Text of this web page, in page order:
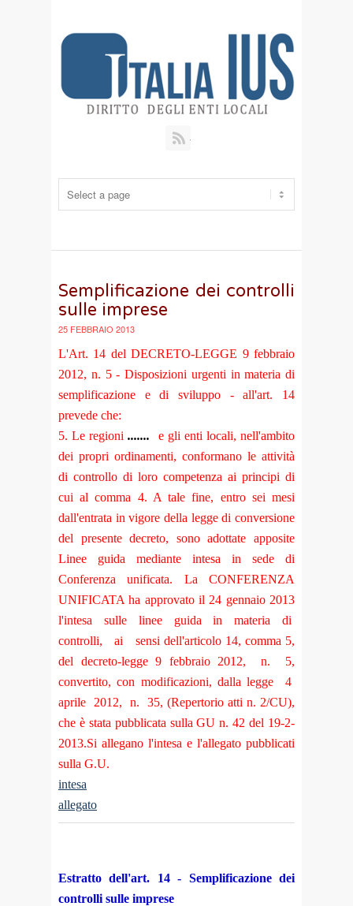
Semplificazione dei controlli
sulle imprese
25 FEBBRAIO 2013
L'Art. 14 del DECRETO-LEGGE 9 febbraio
2012, n. 5 - Disposizioni urgenti in materia di
semplificazione e di sviluppo -all'art. 14
prevede che:
5. Le regioni.......
e gli enti locali, nell'ambito
dei propri ordinamenti, conformano le attività
di controllo di loro competenza ai principi di
cui al comma 4. A tale fine, entro sei mesi
dall'entrata in vigore della legge di conversione
del presente decreto, sono adottate apposite
Linee guida mediante intesa in sede di
Conferenza unificata. La CONFERENZA
UNIFICATA ha approvato il 24 gennaio 2013
l'intesa sulle linee guida in materia di
controlli, ai sensi dell'articolo 14, comma 5,
del decreto-legge 9 febbraio 2012, n. 5,
convertito, con modificazioni, dalla legge 4
aprile 2012, n. 35, (Repertorio atti n. 2/CU),
che è stata pubblicata sulla GU n. 42 del 19-2-
2013.Si allegano l'intesa e l'allegato pubblicati
sulla G.U.
intesa
allegato
Estratto dell'art. 14 - Semplificazione dei
controlli sulle imprese